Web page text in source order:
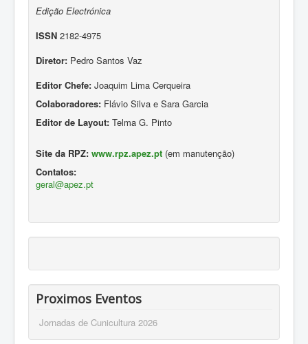
Edição Electrónica
ISSN 2182-4975
Diretor: Pedro Santos Vaz
Editor Chefe: Joaquim Lima Cerqueira
Colaboradores: Flávio Silva e Sara Garcia
Editor de Layout: Telma G. Pinto
Site da RPZ: www.rpz.apez.pt (em manutenção)
Contatos:
geral@apez.pt
Proximos Eventos
Jornadas de Cunicultura 2026